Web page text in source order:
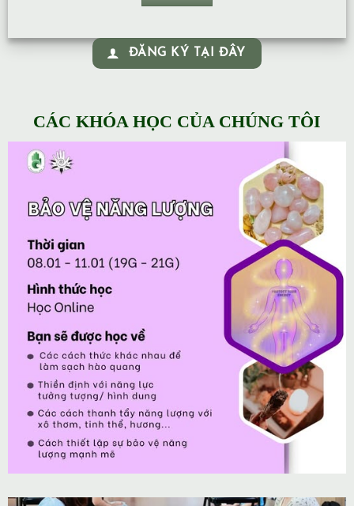
ĐĂNG KÝ TẠI ĐÂY
CÁC KHÓA HỌC CỦA CHÚNG TÔI